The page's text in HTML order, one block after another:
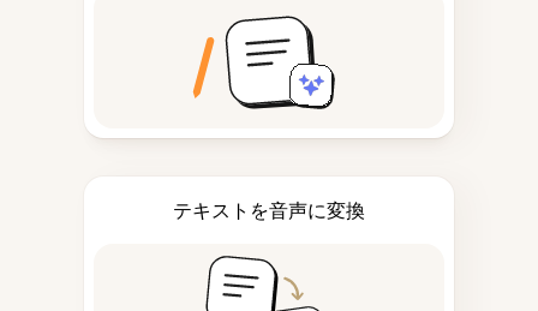
テキストを音声に変換